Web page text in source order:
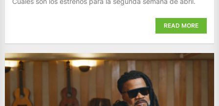
READ MORE